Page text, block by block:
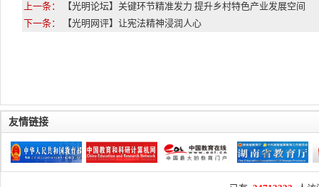
上一条：
【光明论坛】关键环节精准发力 提升乡村特色产业发展空间
下一条：
【光明网评】让宪法精神浸润人心
友情链接